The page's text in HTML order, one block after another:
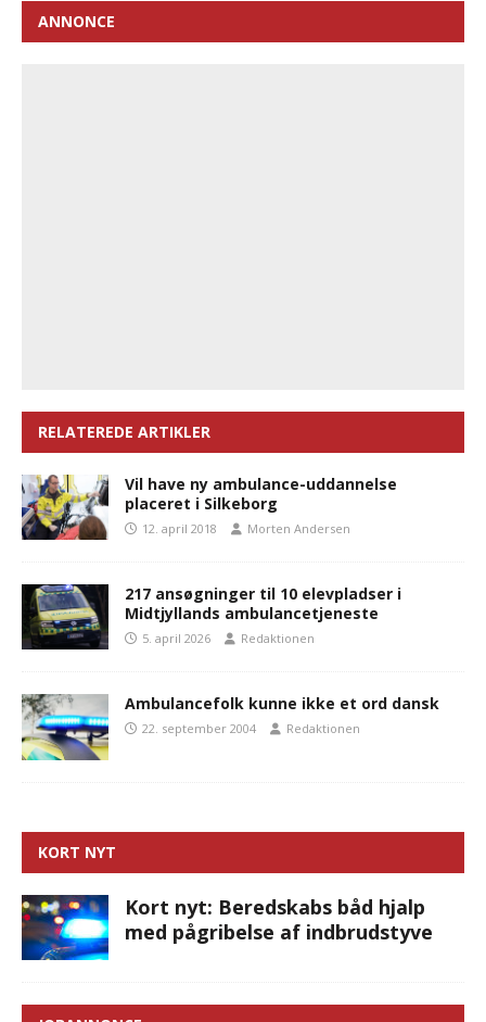
ANNONCE
RELATEREDE ARTIKLER
Vil have ny ambulance-uddannelse
placeret i Silkeborg
12. april 2018 Morten Andersen
217 ansøgninger til 10 elevpladser i
Midtjyllands ambulancetjeneste
5. april 2026 Redaktionen
Ambulancefolk kunne ikke et ord dansk
22. september 2004 Redaktionen
KORT NYT
Kort nyt: Beredskabs båd hjalp
med pågribelse af indbrudstyve